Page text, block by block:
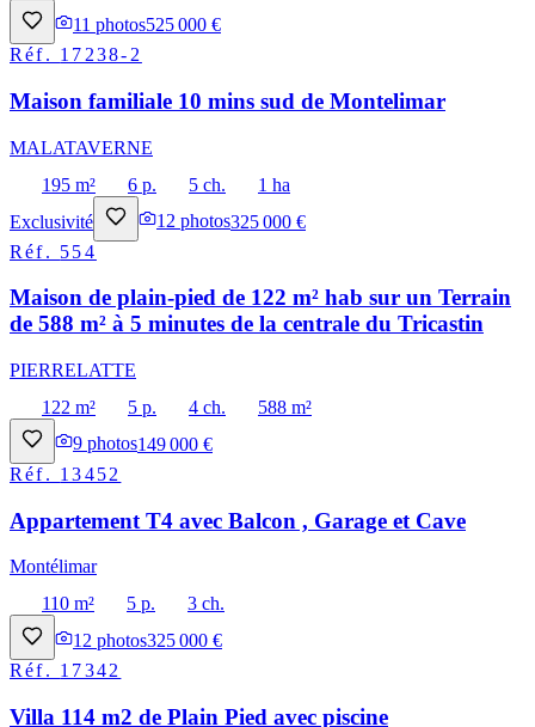
11 photos525 000 €
Réf. 17238-2
Maison familiale 10 mins sud de Montelimar
MALATAVERNE
195 m²
6 p. 5 ch.
1 ha
Exclusivité
12 photos325 000 €
Réf. 554
Maison de plain-pied de 122 m² hab sur un Terrain
de 588 m² à 5 minutes de la centrale du Tricastin
PIERRELATTE
122 m²
5 p. 4 ch.
588 m²
9 photos149 000 €
Réf. 13452
Appartement T4 avec Balcon , Garage et Cave
Montélimar
110 m²
5 p.
3 ch.
12 photos325 000 €
Réf. 17342
Villa 114 m2 de Plain Pied avec piscine